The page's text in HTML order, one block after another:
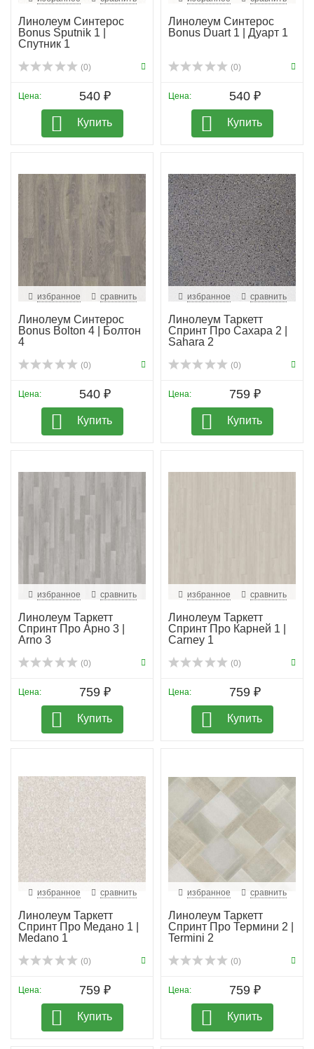
Линолеум Синтерос
Bonus Sputnik 1 |
Спутник 1
(0)
Цена: 540 ₽
Купить
Линолеум Синтерос
Bonus Duart 1 | Дуарт 1
(0)
Цена: 540 ₽
Купить
избранное сравнить
Линолеум Синтерос
Bonus Bolton 4 | Болтон
4
(0)
Цена: 540 ₽
Купить
избранное сравнить
Линолеум Таркетт
Спринт Про Сахара 2 |
Sahara 2
(0)
Цена: 759 ₽
Купить
избранное сравнить
Линолеум Таркетт
Спринт Про Арно 3 |
Arno 3
(0)
Цена: 759 ₽
Купить
избранное сравнить
Линолеум Таркетт
Спринт Про Карней 1 |
Carney 1
(0)
Цена: 759 ₽
Купить
избранное сравнить
Линолеум Таркетт
Спринт Про Медано 1 |
Medano 1
(0)
Цена: 759 ₽
Купить
избранное сравнить
Линолеум Таркетт
Спринт Про Термини 2 |
Termini 2
(0)
Цена: 759 ₽
Купить